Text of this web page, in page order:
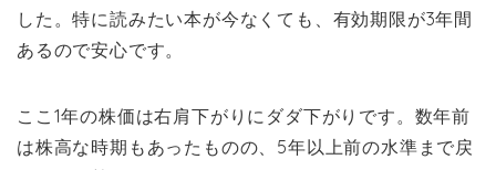
した。特に読みたい本が今なくても、有効期限が3年間
あるので安心です。
ここ1年の株価は右肩下がりにダダ下がりです。数年前
は株高な時期もあったものの、5年以上前の水準まで戻